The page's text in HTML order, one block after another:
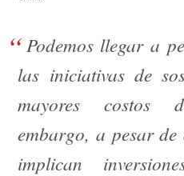
Podemos llegar a
las iniciativas de
mayores costos
embargo, a pesar
implican